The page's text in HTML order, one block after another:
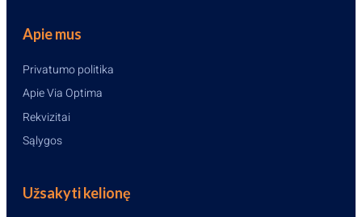
Apie mus
Privatumo politika
Apie Via Optima
Rekvizitai
Sąlygos
Užsakyti kelionę